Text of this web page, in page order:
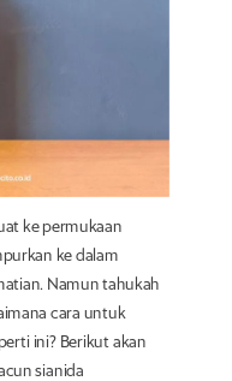
ke permukaan
ke dalam
Namun tahukah
cara untuk
ini? Berikut akan
sianida